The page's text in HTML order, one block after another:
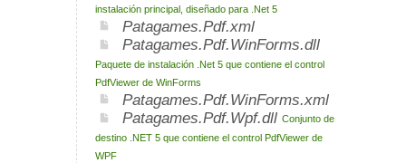
instalación principal, diseñado para .Net 5
Patagames.Pdf.xml
Patagames.Pdf.WinForms.dll
Paquete de instalación .Net 5 que contiene el control
PdfViewer de WinForms
Patagames.Pdf.WinForms.xml
Patagames.Pdf.Wpf.dll Conjunto de
destino .NET 5 que contiene el control PdfViewer de
WPF